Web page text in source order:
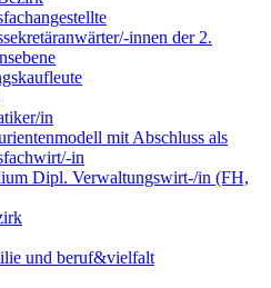
innen der 2.
in
mit Abschluss als
in
Dipl. Verwaltungswirt-/in (FH,
und beruf&vielfalt